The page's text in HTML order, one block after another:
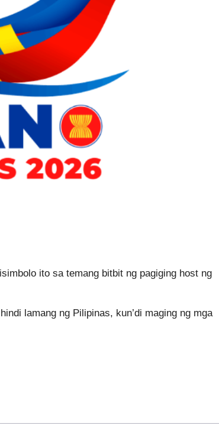
ito sa temang bitbit ng pagiging host ng
lamang ng Pilipinas, kun’di maging ng mga